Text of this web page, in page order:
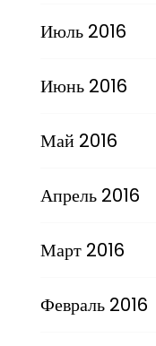
Июль 2016
Июнь 2016
Май 2016
Апрель 2016
Март 2016
Февраль 2016